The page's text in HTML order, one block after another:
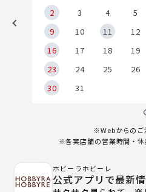
2
3 4 5
9
10 11 12
16
17 18 19
23
24 25 26
30
31
※Webからのご
※各実店舗の営業時間・休
ホビーラホビーレ
公式アプリで最新